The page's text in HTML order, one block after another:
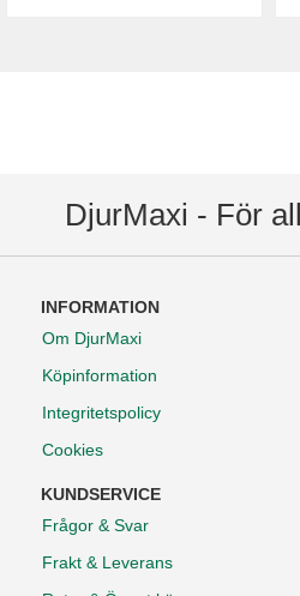
DjurMaxi - För
INFORMATION
Om DjurMaxi
Köpinformation
Integritetspolicy
Cookies
KUNDSERVICE
Frågor & Svar
Frakt & Leverans